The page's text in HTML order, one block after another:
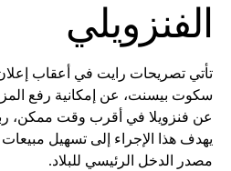
الفنزويلي
تأتي تصريحات رايت في أعقاب إعلان
سكوت بيسنت، عن إمكانية رفع
عن فنزويلا في أقرب وقت ممكن،
يهدف هذا الإجراء إلى تسهيل مبيعات
مصدر الدخل الرئيسي للبلاد.